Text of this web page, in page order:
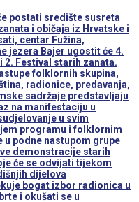
postati središte susreta
i običaja iz Hrvatske i
centar Fužina,
jezera Bajer ugostit će 4.
Festival starih zanata.
folklornih skupina,
radionice, predavanja,
sadržaje predstavljaju
na manifestaciju u
u svim
programu i folklornim
podne nastupom grupe
demonstracije starih
će se odvijati tijekom
dijelova
bogat izbor radionica u
i okušati se u